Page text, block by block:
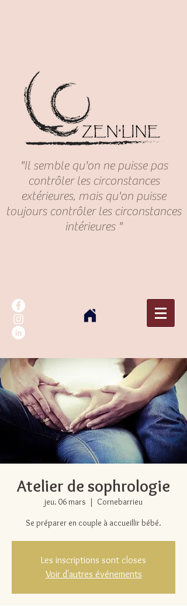
"Il semble qu'on ne puisse pas
contrôler les circonstances
extérieures, mais qu'on puisse
toujours contrôler les circonstances
intérieures "
Atelier de sophrologie
jeu. 06 mars
  |
Cornebarrieu
Se préparer en couple à accueillir bébé.
Les inscriptions sont closes
Voir d'autres événements